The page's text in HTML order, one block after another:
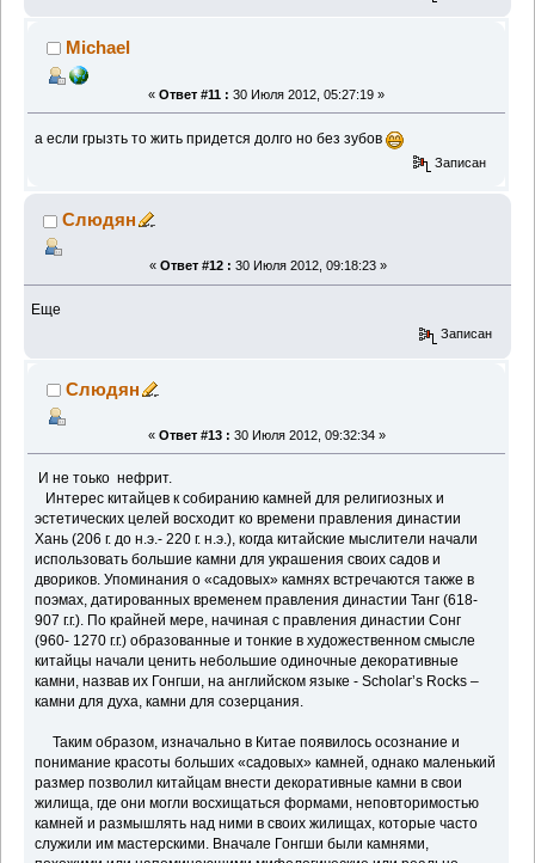
Michael
« Ответ #11 : 30 Июля 2012, 05:27:19 »
а если грызть то жить придется долго но без зубов
Записан
Слюдян
« Ответ #12 : 30 Июля 2012, 09:18:23 »
Еще
Записан
Слюдян
« Ответ #13 : 30 Июля 2012, 09:32:34 »
И не тоько нефрит.
Интерес китайцев к собиранию камней для религиозных и
эстетических целей восходит ко времени правления династии
Хань (206 г. до н.э.- 220 г. н.э.), когда китайские мыслители начали
использовать большие камни для украшения своих садов и
двориков. Упоминания о «садовых» камнях встречаются также в
поэмах, датированных временем правления династии Танг (618-
907 г.г.). По крайней мере, начиная с правления династии Сонг
(960- 1270 г.г.) образованные и тонкие в художественном смысле
китайцы начали ценить небольшие одиночные декоративные
камни, назвав их Гонгши, на английском языке - Scholar’s Rocks –
камни для духа, камни для созерцания.
Таким образом, изначально в Китае появилось осознание и
понимание красоты больших «садовых» камней, однако маленький
размер позволил китайцам внести декоративные камни в свои
жилища, где они могли восхищаться формами, неповторимостью
камней и размышлять над ними в своих жилищах, которые часто
служили им мастерскими. Вначале Гонгши были камнями,